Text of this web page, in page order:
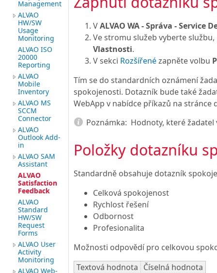
Management
ALVAO
HW/SW
Usage
Monitoring
ALVAO ISO
20000
Reporting
ALVAO
Mobile
Inventory
ALVAO MS
SCCM
Connector
ALVAO
Outlook Add-
in
ALVAO SAM
Assistant
ALVAO
Satisfaction
Feedback
ALVAO
Standard
HW/SW
Request
Forms
ALVAO User
Activity
Monitoring
ALVAO Web-
VALVAO WA - Správa - Service
Ve stromu služeb vyberte
Vlastnosti.
V sekci Rozšířenézapněte volbu
Tím se do standardních oznámení
spokojenosti. Dotazník bude také
WebApp v nabídce příkazů na stránce
Poznámka: Hodnoty, které
Položky dotazníku
Standardně obsahuje dotazník
Celková spokojenost
Rychlost řešení
Odbornost
Profesionalita
Možnosti odpovědí pro celkovou
Textová hodnota Číselná hodnota